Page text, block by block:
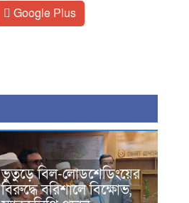
Google Plus
ভুতুড়ে বিল-লোডশেডিংয়ের
বিরুদ্ধে বরিশালে বিক্ষোভ,